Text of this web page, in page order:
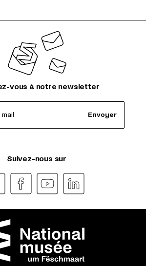
vous à notre newsletter
Envoyer
Suivez-nous sur